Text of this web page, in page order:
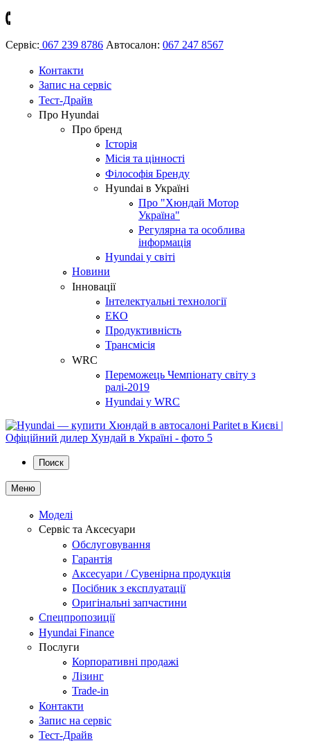
Сервіс: 067 239 8786 Автосалон: 067 247 8567
Контакти
Запис на сервіс
Тест-Драйв
Про Hyundai
Про бренд
Історія
Місія та цінності
Філософія Бренду
Hyundai в Україні
Про "Хюндай Мотор
Україна"
Регулярна та особлива
інформація
Hyundai у світі
Новини
Інновації
Інтелектуальні технології
ЕКО
Продуктивність
Трансмісія
WRC
Переможець Чемпіонату світу з
ралі-2019
Hyundai у WRC
Поиск
Меню
Моделі
Сервіс та Аксесуари
Обслуговування
Гарантія
Аксесуари / Сувенірна продукція
Посібник з експлуатації
Оригінальні запчастини
Спецпропозиції
Hyundai Finance
Послуги
Корпоративні продажі
Лізинг
Trade-in
Контакти
Запис на сервіс
Тест-Драйв